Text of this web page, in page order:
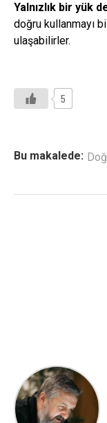
Yalnızlık bir yük
doğru kullanmayı
ulaşabilirler.
5
Bu makalede: